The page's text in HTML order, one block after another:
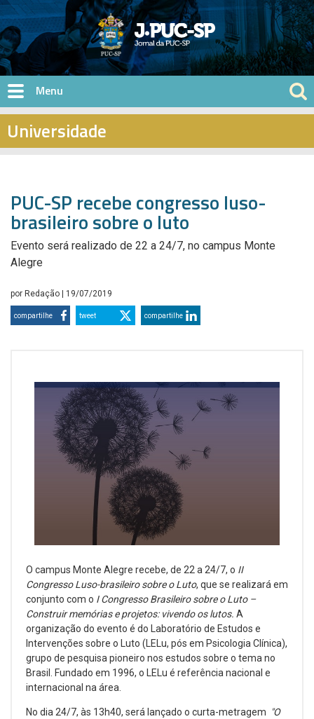
Pular para o conteúdo principal
Universidade
PUC-SP recebe congresso luso-
brasileiro sobre o luto
Evento será realizado de 22 a 24/7, no campus Monte
Alegre
por Redação | 19/07/2019
compartilhe tweet compartilhe
O campus Monte Alegre recebe, de 22 a 24/7, o II
Congresso Luso-brasileiro sobre o Luto, que se realizará em
conjunto com o I Congresso Brasileiro sobre o Luto –
Construir memórias e projetos: vivendo os lutos. A
organização do evento é do Laboratório de Estudos e
Intervenções sobre o Luto (LELu, pós em Psicologia Clínica),
grupo de pesquisa pioneiro nos estudos sobre o tema no
Brasil. Fundado em 1996, o LELu é referência nacional e
internacional na área.
No dia 24/7, às 13h40, será lançado o curta-metragem "O